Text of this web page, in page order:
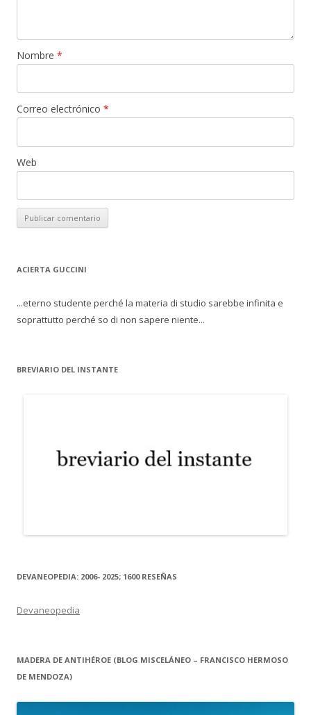
Nombre *
Correo electrónico *
Web
ACIERTA GUCCINI
...eterno studente perché la materia di studio sarebbe infinita e
soprattutto perché so di non sapere niente...
BREVIARIO DEL INSTANTE
DEVANEOPEDIA: 2006- 2025; 1600 RESEÑAS
Devaneopedia
MADERA DE ANTIHÉROE (BLOG MISCELÁNEO – FRANCISCO HERMOSO
DE MENDOZA)